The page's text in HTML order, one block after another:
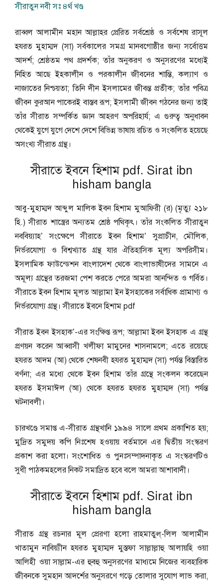
সীরাতুন নবী সঃ ৪র্থ খণ্ড
রাব্বল আলামীন মহান আল্লাহর প্রেরিত সর্বশ্রেষ্ঠ ও সর্বশেষ রাসূল
হযরত মুহাম্মদ (সা) সর্বকালের সমগ্র মানবগােষ্ঠীর জন্য সর্বোত্তম
আদর্শ; শ্রেষ্ঠতম পথ প্রদর্শক; তাঁর অনুকরণ ও অনুসরণের মধ্যেই
নিহিত আছে ইহকালীন ও পরকালীন জীবনের শান্তি, কল্যাণ ও
নাজাতের নিশ্চয়তা; তিনি দীন ইসলামের জীবন্ত প্রতীক; তাঁর পবিত্র
জীবন কুরআন পাকেরই বাস্তব রূপ; ইসলামী জীবন গঠনের জন্য তাই
তাঁর সীরাত সম্পর্কিত জ্ঞান আহরণ অপরিহার্য; এ গুরুত্ব অনুধাবন
থেকেই যুগে যুগে দেশে দেশে বিভিন্ন ভাষায় রচিত ও সংকলিত হয়েছে
অসংখ্য সীরাত গ্রন্থ।
সীরাতে ইবনে হিশাম pdf. Sirat ibn
hisham bangla
আবু-মুহাম্মদ আব্দুল মালিক ইবন হিশাম মুআফিরী (র) (মৃত্যু ২১৮
হি.) সীরাত শাস্ত্রের অন্যতম শ্রেষ্ঠ পথিকৃৎ। তাঁর সংকলিত সীরাতুন
নববিয়্যাহ’ সংক্ষেপে সীরাতে ইবন হিশাম’ সুপ্রাচীন, মৌলিক,
নির্ভরযােগ্য ও বিশ্বখ্যাত গ্রন্থ যার ঐতিহাসিক মূল্য অপরিসীম।
ইসলামিক ফাউন্ডেশন বাংলাদেশ থেকে বাংলাভাষীদের সামনে এ
অমূল্য গ্রন্থের তরজমা পেশ করতে পেরে আমরা আনন্দিত ও গর্বিত।
সীরাতে ইবন হিশাম মূলত আল্লামা ইন ইসহাকের সর্বাধিক প্রামাণ্য ও
নির্ভরযােগ্য গ্রন্থ। সীরাতে ইবনে হিশাম pdf
সীরাত ইবন ইসহাক’-এর সংক্ষিপ্ত রূপ; আল্লামা ইবন ইসহাক এ গ্রন্থ
প্রণয়ন করেন আব্বাসী খলীফা মামুনের শাসনামলে; এতে রয়েছে
হযরত আদম (আ) থেকে শেষনবী হযরত মুহাম্মদ (সা) পর্যন্ত বিস্তারিত
বর্ণনা; এর মধ্যে থেকে ইবন হিশাম তাঁর গ্রন্থে সংকলন করেছেন
হযরত ইসমাঈল (আ) থেকে হযরত হযরত মুহাম্মদ (সা) পর্যন্ত
ঘটনাবলী।
চারখণ্ডে সমাপ্ত এ-সীরাত গ্রন্থখানি ১৯৯৪ সালে প্রথম প্রকাশিত হয়;
মুদ্রিত সমুদয় কপি নিঃশেষ হওয়ায় বর্তমানে এর দ্বিতীয় সংস্করণ
প্রকাশ করা হলাে। সংশােধিত ও পুনঃসম্পাদনাকৃত এ সংস্করণটিও
সুধী পাঠকমহলের নিকট সমাদ্রিত হবে বলে আমরা আশাবাদী।
সীরাতে ইবনে হিশাম pdf. Sirat ibn
hisham bangla
সীরাত গ্রন্থ রচনার মূল প্রেরণা হলো রাহমাতুল্-লিল আলামীন
খাতামুন নাবিয়্যীন হযরত মুহাম্মদ মুস্তফা সাল্লাল্লাহু আলায়হি ওয়া
আলিহী ওয়া সাল্লাম-এর হুবহু অনুসরণের মাধ্যমে নিজের ব্যবহারিক
জীবনকে সুমহান আদর্শের অনুসরণে গড়ে তোলার সুযোগ লাভ করা,